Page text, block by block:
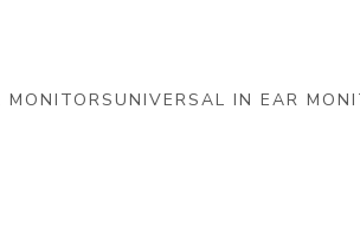
UNIVERSAL IN EAR